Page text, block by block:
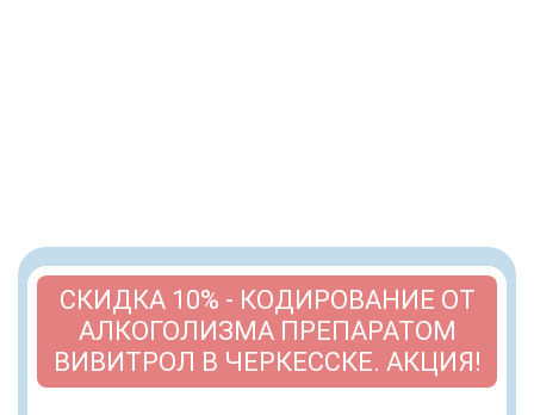
СКИДКА 10% - КОДИРОВАНИЕ ОТ
АЛКОГОЛИЗМА ПРЕПАРАТОМ
ВИВИТРОЛ В ЧЕРКЕССКЕ. АКЦИЯ!